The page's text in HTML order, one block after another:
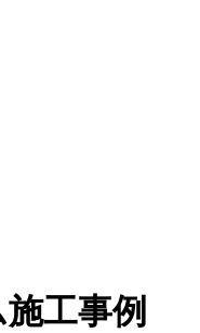
工事例